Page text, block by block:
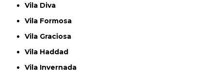
Vila Diva
Vila Formosa
Vila Graciosa
Vila Haddad
Vila Invernada